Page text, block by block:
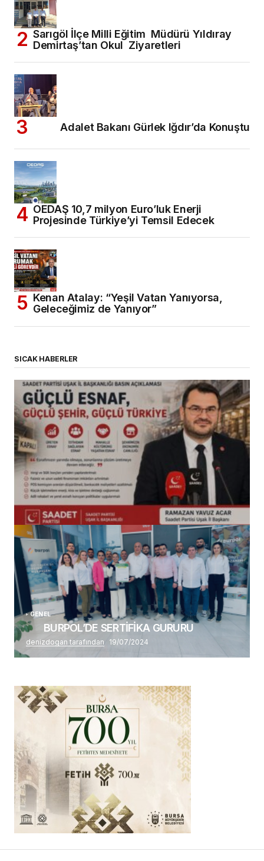
Sarıgöl İlçe Milli Eğitim Müdürü Yıldıray
Demirtaş’tan Okul Ziyaretleri
Adalet Bakanı Gürlek Iğdır’da Konuştu
OEDAŞ 10,7 milyon Euro’luk Enerji
Projesinde Türkiye’yi Temsil Edecek
Kenan Atalay: “Yeşil Vatan Yanıyorsa,
Geleceğimiz de Yanıyor”
SICAK HABERLER
(başlıksız)
Alaattin Karahan tarafından 14/07/2026
GENEL
BURPOL’DE SERTİFİKA GURURU
denizdogan tarafından 19/07/2024